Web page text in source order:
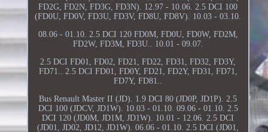
FD2G, FD2N, FD3G, FD3N). 12.97 - 10.06. 2.5 DCI 100
(FD0U, FD0V, FD3U, FD3V, FD8U, FD8V). 10.03 - 03.10.
08.06 - 01.10. 2.5 DCI 120 FD0M, FD0U, FD0W, FD2M,
FD2W, FD3M, FD3U.. 10.01 - 09.07.
2.5 DCI FD01, FD02, FD21, FD22, FD31, FD32, FD3Y,
FD71.. 2.5 DCI FD01, FD0Y, FD21, FD2Y, FD31, FD71,
FD7Y, FD81..
Bus Renault Master II (JD). 1.9 DCI 80 (JD0P, JD1P). 2.5
DCI 100 (JDCV, JD1W). 10.03 - 01.10. 09.06 - 01.10. 2.5
DCI 120 (JD0M, JD1M, JD1W). 10.01 - 12.06. 2.5 DCI
(JD01, JD02, JD12, JD1W). 06.06 - 01.10. 2.5 DCI (JD01,